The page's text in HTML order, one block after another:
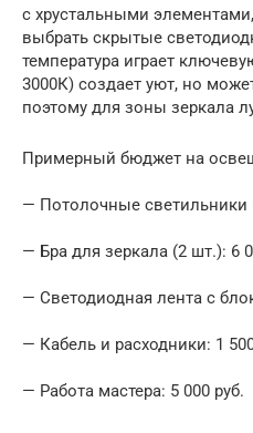
с хрустальными
выбрать скрытые
температура играет
3000К) создает уют, но
поэтому для зоны зеркала
Примерный бюджет на
— Потолочные светильники
— Бра для зеркала (2 шт.): 6
— Светодиодная лента с
— Кабель и расходники: 1
— Работа мастера: 5 000 руб.